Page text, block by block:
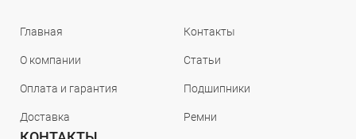
Главная
О компании
Оплата и гарантия
Доставка
Контакты
Статьи
Подшипники
Ремни